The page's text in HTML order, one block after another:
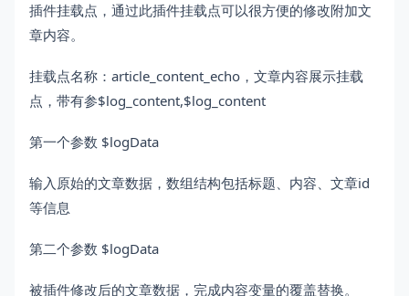
插件挂载点，通过此插件挂载点可以很方便的修改附加文
章内容。
挂载点名称：article_content_echo，文章内容展示挂载
点，带有参$log_content,$log_content
第一个参数 $logData
输入原始的文章数据，数组结构包括标题、内容、文章id
等信息
第二个参数 $logData
被插件修改后的文章数据，完成内容变量的覆盖替换。